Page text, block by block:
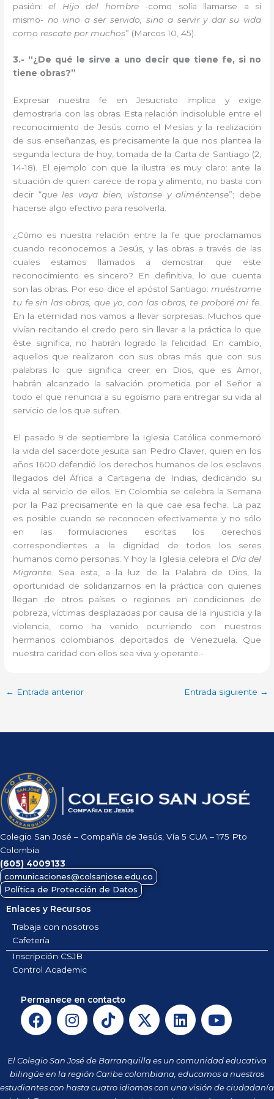
pasión:el Hijo del hombre-como solía llamarse a sí
mismo- no vino a ser servido, sino a servir y dar su vida
como rescate por muchos” (Marcos 10, 45).
3.- “¿De qué le sirve a uno decir que tiene fe, si no
tiene obras?”
Expresar nuestra fe en Jesucristo implica y exige
demostrarla con las obras. Esta relación indisoluble entre el
reconocimiento de Jesús como el Mesías y la realización
de sus enseñanzas, es precisamente la que nos plantea la
segunda lectura de hoy, tomada de la Carta de Santiago (2,
14-18). El ejemplo con que la ilustra es muy claro: ante la
situación de quien carece de ropa y alimento, no basta con
decir “que les vaya bien, vístanse y aliméntense”; debe
hacerse algo efectivo para resolverla.
¿Cómo es nuestra relación entre la fe que proclamamos
cuando reconocemos a Jesús, y las obras a través de las
cuales estamos llamados a demostrar que este
reconocimiento es sincero? En definitiva, lo que cuenta
son las obras. Por eso dice el apóstol Santiago: muéstrame
tu fe sin las obras, que yo, con las obras, te probaré mi fe.
En la eternidad nos vamos a llevar sorpresas. Muchos que
vivían recitando el credo pero sin llevar a la práctica lo que
éste significa, no habrán logrado la felicidad. En cambio,
aquellos que realizaron con sus obras más que con sus
palabras lo que significa creer en Dios, que es Amor,
habrán alcanzado la salvación prometida por el Señor a
todo el que renuncia a su egoísmo para entregar su vida al
servicio de los que sufren.
El pasado 9 de septiembre la Iglesia Católica conmemoró
la vida del sacerdote jesuita san Pedro Claver, quien en los
años 1600 defendió los derechos humanos de los esclavos
llegados del África a Cartagena de Indias, dedicando su
vida al servicio de ellos. En Colombia se celebra la Semana
por la Paz precisamente en la que cae esa fecha. La paz
es posible cuando se reconocen efectivamente y no sólo
en las formulaciones escritas los derechos
correspondientes a la dignidad de todos los seres
humanos como personas. Y hoy la Iglesia celebra el Día del
Migrante . Sea esta, a la luz de la Palabra de Dios, la
oportunidad de solidarizarnos en la práctica con quienes
llegan de otros países o regiones en condiciones de
pobreza, víctimas desplazadas por causa de la injusticia y la
violencia, como ha venido ocurriendo con nuestros
hermanos colombianos deportados de Venezuela. Que
nuestra caridad con ellos sea viva y operante.-
← Entrada anterior Entrada siguiente →
Colegio San José – Compañía de Jesús, Vía 5 CUA – 175 Pto
Colombia
(605) 4009133
comunicaciones@colsanjose.edu.co
Política de Protección de Datos
Enlaces y Recursos
Trabaja con nosotros
Cafetería
Inscripción CSJB
Control Academic
Permanece en contacto
F
a
e
b
o
I
n
t
a
g
T
i
t
o
k
X
-
w
i
t
L
i
k
e
d
Y
o
t
u
b
El Colegio San José de Barranquilla es un comunidad educativa
bilingüe en la región Caribe colombiana, educamos a nuestros
estudiantes con hasta cuatro idiomas con una visión de ciudadanía